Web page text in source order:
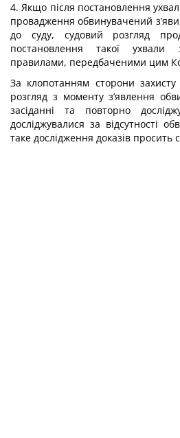
4. Якщо після постановлення
провадження обвинувачений
до суду, судовий розгляд
постановлення такої ухвали
правилами, передбаченими цим
За клопотанням сторони
розгляд з моменту з’явлення
засіданні та повторно
досліджувалися за відсутності
таке дослідження доказів просить